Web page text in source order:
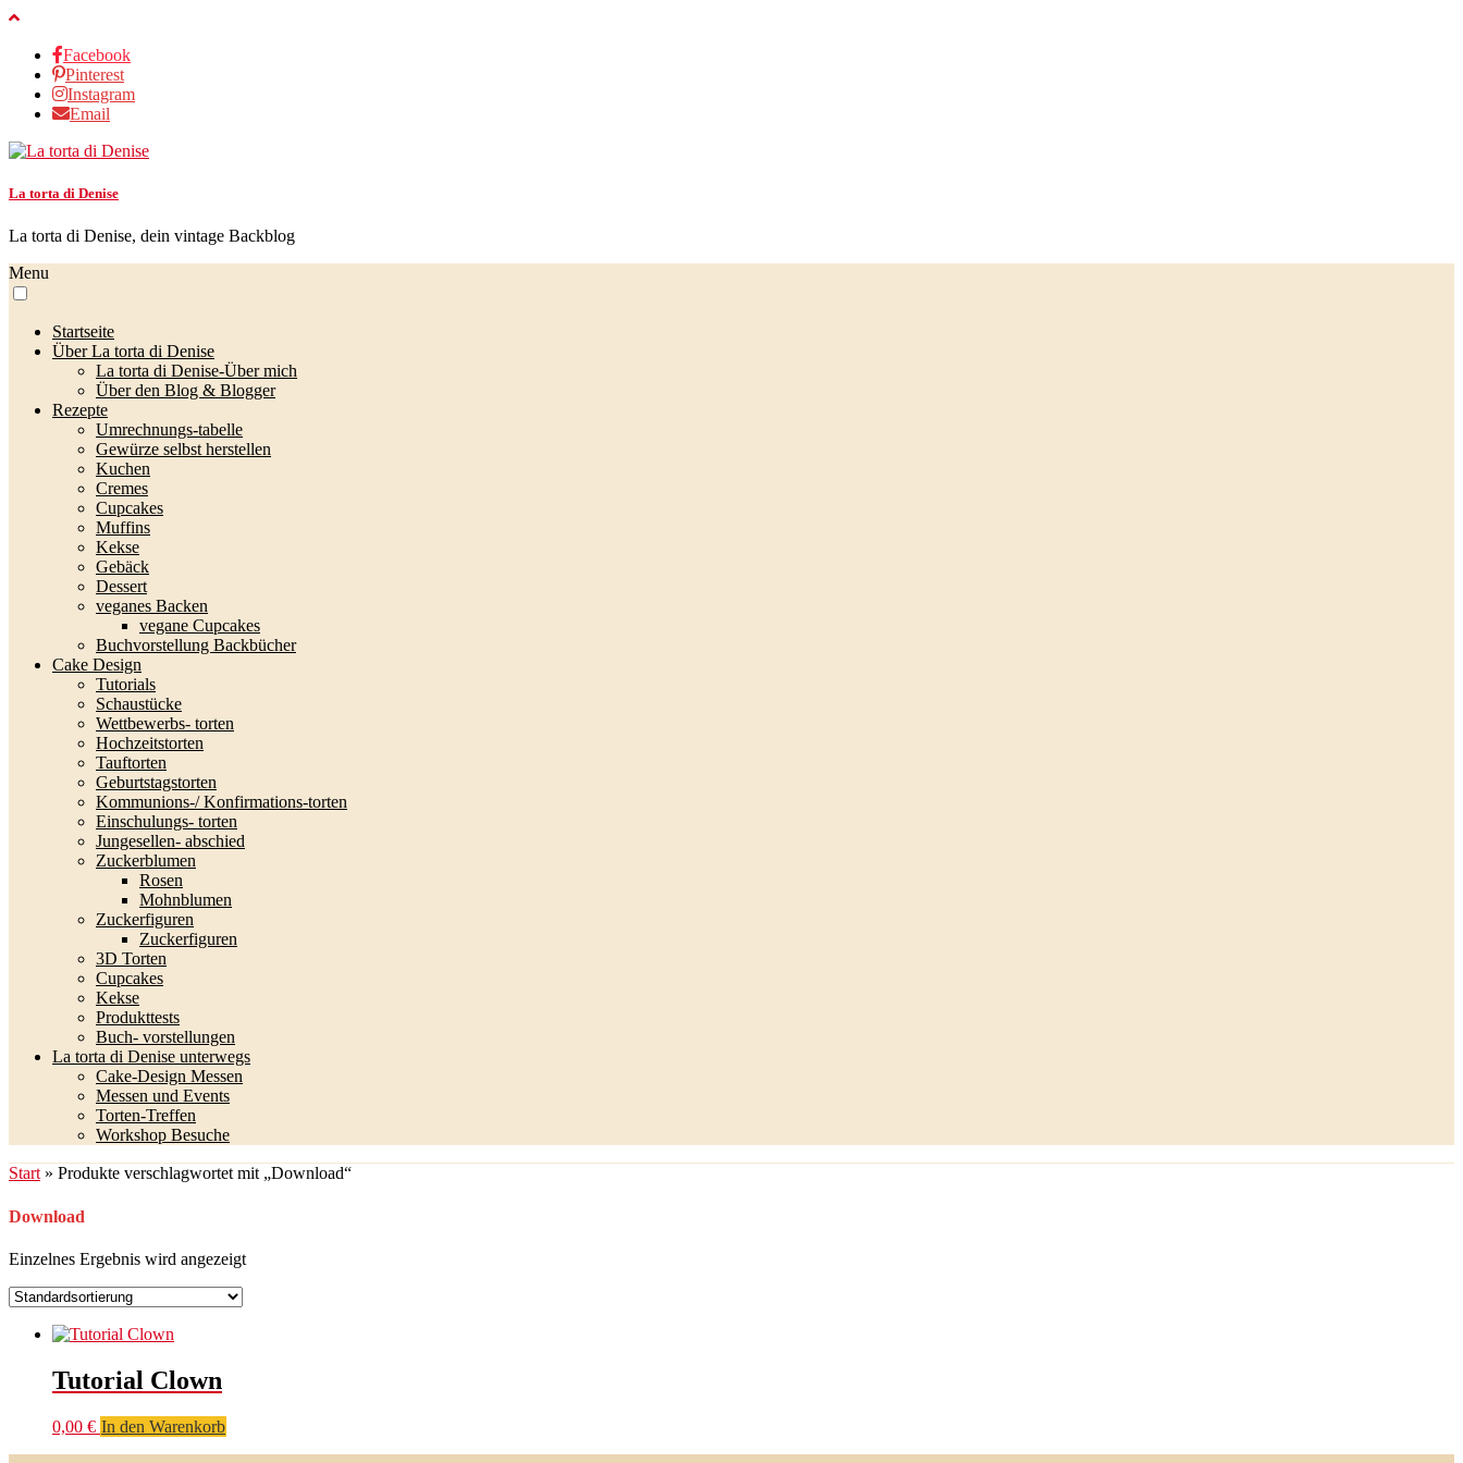
Facebook
Pinterest
Instagram
Email
La torta di Denise
La torta di Denise, dein vintage Backblog
Menu
Startseite
Über La torta di Denise
La torta di Denise-Über mich
Über den Blog & Blogger
Rezepte
Umrechnungs-tabelle
Gewürze selbst herstellen
Kuchen
Cremes
Cupcakes
Muffins
Kekse
Gebäck
Dessert
veganes Backen
vegane Cupcakes
Buchvorstellung Backbücher
Cake Design
Tutorials
Schaustücke
Wettbewerbs- torten
Hochzeitstorten
Tauftorten
Geburtstagstorten
Kommunions-/ Konfirmations-torten
Einschulungs- torten
Jungesellen- abschied
Zuckerblumen
Rosen
Mohnblumen
Zuckerfiguren
Zuckerfiguren
3D Torten
Cupcakes
Kekse
Produkttests
Buch- vorstellungen
La torta di Denise unterwegs
Cake-Design Messen
Messen und Events
Torten-Treffen
Workshop Besuche
Start » Produkte verschlagwortet mit „Download“
Download
Einzelnes Ergebnis wird angezeigt
Tutorial Clown
0,00 € In den Warenkorb